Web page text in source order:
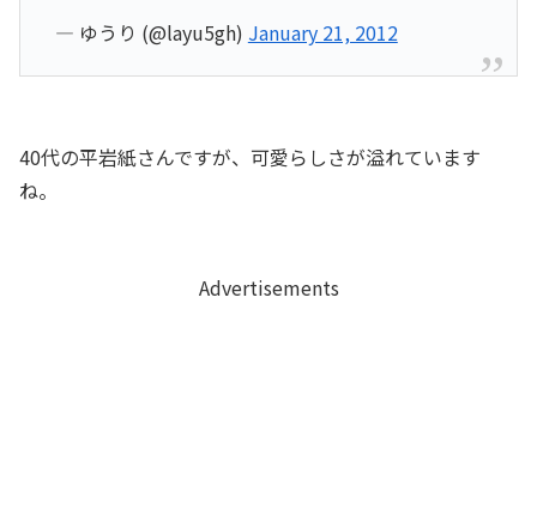
— ゆうり (@layu5gh) January 21, 2012
40代の平岩紙さんですが、可愛らしさが溢れています
ね。
Advertisements